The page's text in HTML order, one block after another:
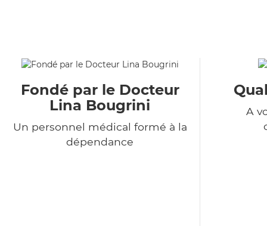
Fondé par le Docteur
Lina Bougrini
Un personnel médical formé à la
dépendance
A